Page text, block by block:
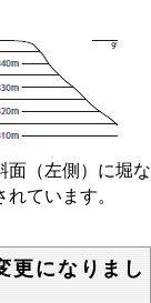
面（左側）に堀な
ています。
更になりまし